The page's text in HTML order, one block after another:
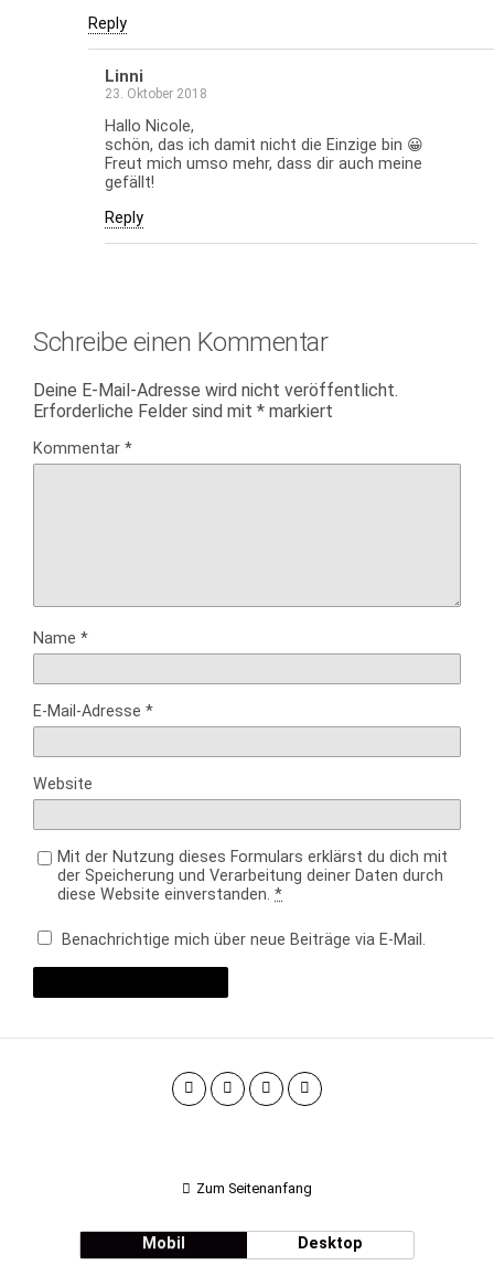
Reply
Linni
23. Oktober 2018
Hallo Nicole,
schön, das ich damit nicht die Einzige bin 😀
Freut mich umso mehr, dass dir auch meine
gefällt!
Reply
Schreibe einen Kommentar
Deine E-Mail-Adresse wird nicht veröffentlicht.
Erforderliche Felder sind mit * markiert
Kommentar *
Name *
E-Mail-Adresse *
Website
Mit der Nutzung dieses Formulars erklärst du dich mit
der Speicherung und Verarbeitung deiner Daten durch
diese Website einverstanden. *
Benachrichtige mich über neue Beiträge via E-Mail.
Zum Seitenanfang
Mobil Desktop